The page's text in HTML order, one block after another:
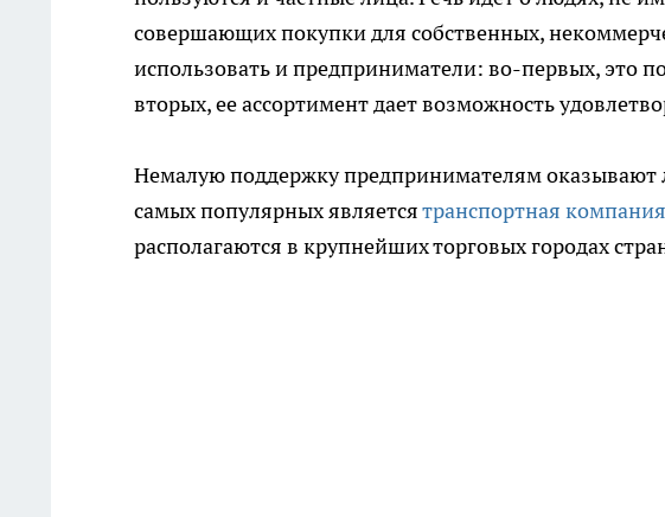
совершающих покупки для собственных,
использовать и предприниматели: во-первых, это
вторых, ее ассортимент дает возможность
Немалую поддержку предпринимателям оказывают
самых популярных являетсятранспортная
располагаются в крупнейших торговых городах